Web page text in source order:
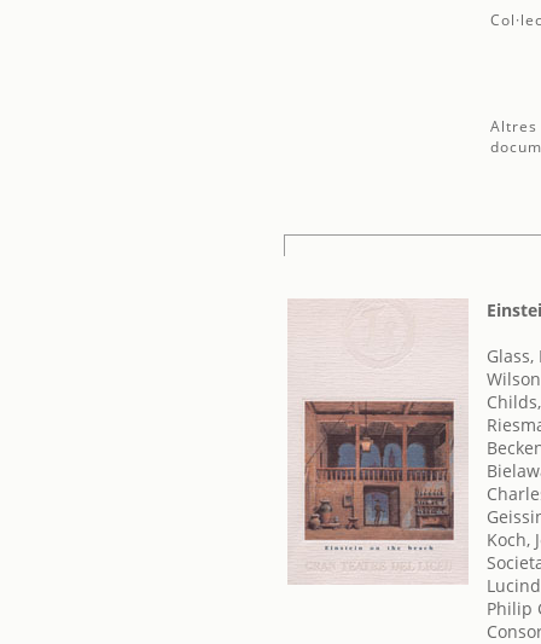
Altres
Koch,
Philip